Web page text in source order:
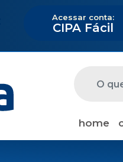
Acessar conta:
CIPA Fácil
home